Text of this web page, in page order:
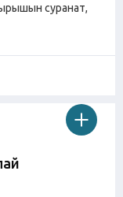
суранат,